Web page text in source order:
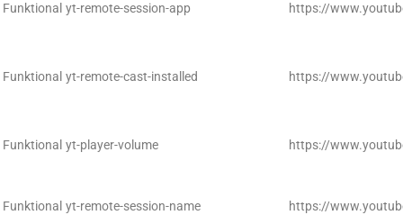
Funktional yt-remote-session-app https://
Funktional yt-remote-cast-installed https://
Funktional yt-player-volume https://
Funktional yt-remote-session-name https://